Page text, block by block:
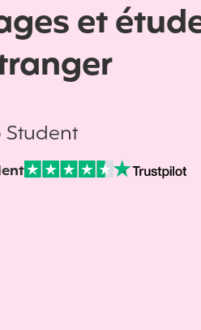
Student
Avis vérifiés :
et